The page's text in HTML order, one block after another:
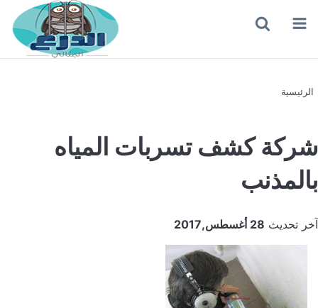
القائمة
الرئيسية
شركة كشف تسربات المياه
بالمذنب
آخر تحديث 28 أغسطس,2017